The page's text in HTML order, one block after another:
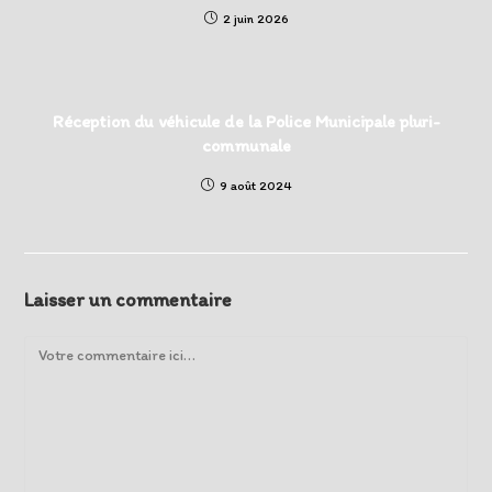
2 juin 2026
Réception du véhicule de la Police Municipale pluri-
communale
9 août 2024
Laisser un commentaire
Comment